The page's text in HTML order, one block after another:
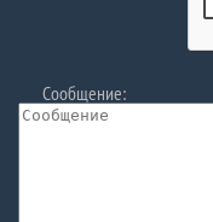
Сообщение: